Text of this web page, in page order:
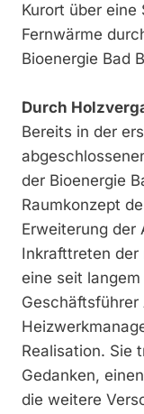
Kurort über eine
Fernwärme
Bioenergie
Durch
Bereits in der
der Bioenergie
Raumkonzept
Erweiterung der
Inkrafttreten der
eine seit
Realisation. Sie
Gedanken,
die weitere